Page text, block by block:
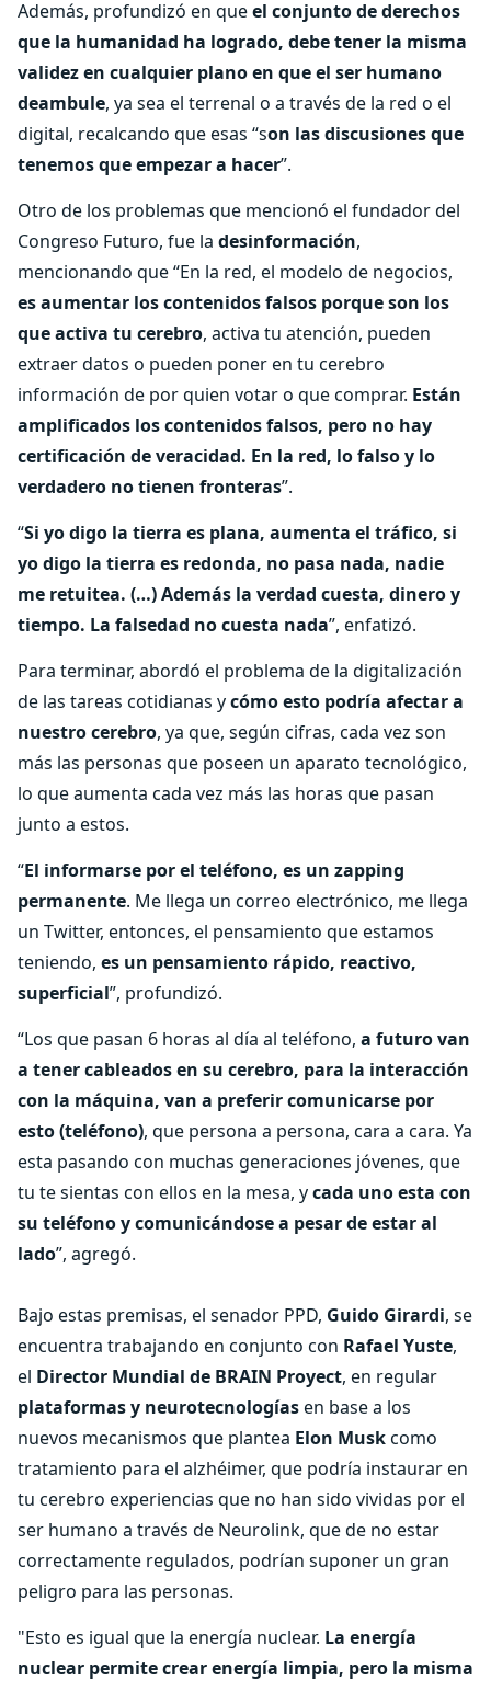
Además, profundizó en queel conjunto de derechos
que la humanidad ha logrado, debe tener la misma
validez en cualquier plano en que el ser humano
deambule, ya sea el terrenal o a través de la red o el
digital, recalcando que esas “son las discusiones que
tenemos que empezar a hacer”.
Otro de los problemas que mencionó el fundador del
Congreso Futuro, fue la desinformación,
mencionando que “En la red, el modelo de negocios,
es aumentar los contenidos falsos porque son los
que activa tu cerebro, activa tu atención, pueden
extraer datos o pueden poner en tu cerebro
información de por quien votar o que comprar. Están
amplificados los contenidos falsos, pero no hay
certificación de veracidad. En la red, lo falso y lo
verdadero no tienen fronteras”.
“Si yo digo la tierra es plana, aumenta el tráfico, si
yo digo la tierra es redonda, no pasa nada, nadie
me retuitea. (…) Además la verdad cuesta, dinero y
tiempo. La falsedad no cuesta nada”, enfatizó.
Para terminar, abordó el problema de la digitalización
de las tareas cotidianas ycómo esto podría afectar a
nuestro cerebro, ya que, según cifras, cada vez son
más las personas que poseen un aparato tecnológico,
lo que aumenta cada vez más las horas que pasan
junto a estos.
“El informarse por el teléfono, es un zapping
permanente. Me llega un correo electrónico, me llega
un Twitter, entonces, el pensamiento que estamos
teniendo, es un pensamiento rápido, reactivo,
superficial”, profundizó.
“Los que pasan 6 horas al día al teléfono, a futuro van
a tener cableados en su cerebro, para la interacción
con la máquina, van a preferir comunicarse por
esto (teléfono), que persona a persona, cara a cara. Ya
esta pasando con muchas generaciones jóvenes, que
tu te sientas con ellos en la mesa, ycada uno esta con
su teléfono y comunicándose a pesar de estar al
lado”, agregó.
Bajo estas premisas, el senador PPD, Guido Girardi, se
encuentra trabajando en conjunto con Rafael Yuste,
el Director Mundial de BRAIN Proyect, en regular
plataformas y neurotecnologíasen base a los
nuevos mecanismos que plantea Elon Muskcomo
tratamiento para el alzhéimer, que podría instaurar en
tu cerebro experiencias que no han sido vividas por el
ser humano a través de Neurolink, que de no estar
correctamente regulados, podrían suponer un gran
peligro para las personas.
"Esto es igual que la energía nuclear. La energía
nuclear permite crear energía limpia, pero la misma